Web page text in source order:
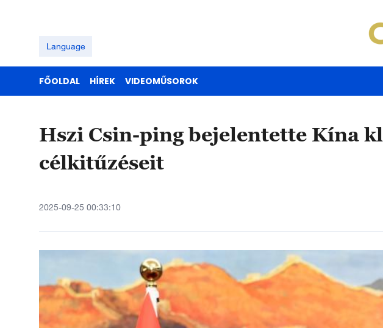
Language
FŐOLDAL HÍREK VIDEOMŰSOROK
Hszi Csin-ping bejelentette Kína
célkitűzéseit
2025-09-25 00:33:10